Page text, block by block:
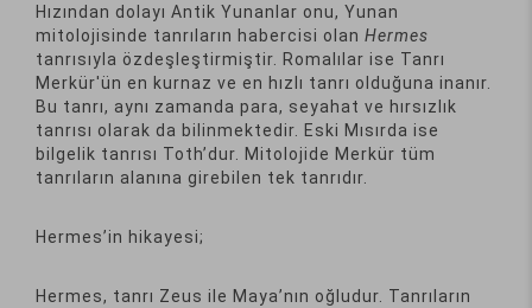
Hızından dolayı Antik Yunanlar onu, Yunan
mitolojisinde tanrıların habercisi olan Hermes
tanrısıyla özdeşleştirmiştir. Romalılar ise Tanrı
Merkür'ün en kurnaz ve en hızlı tanrı olduğuna inanır.
Bu tanrı, aynı zamanda para, seyahat ve hırsızlık
tanrısı olarak da bilinmektedir. Eski Mısırda ise
bilgelik tanrısı Toth’dur. Mitolojide Merkür tüm
tanrıların alanına girebilen tek tanrıdır.
Hermes’in hikayesi;
Hermes, tanrı Zeus ile Maya’nın oğludur. Tanrıların